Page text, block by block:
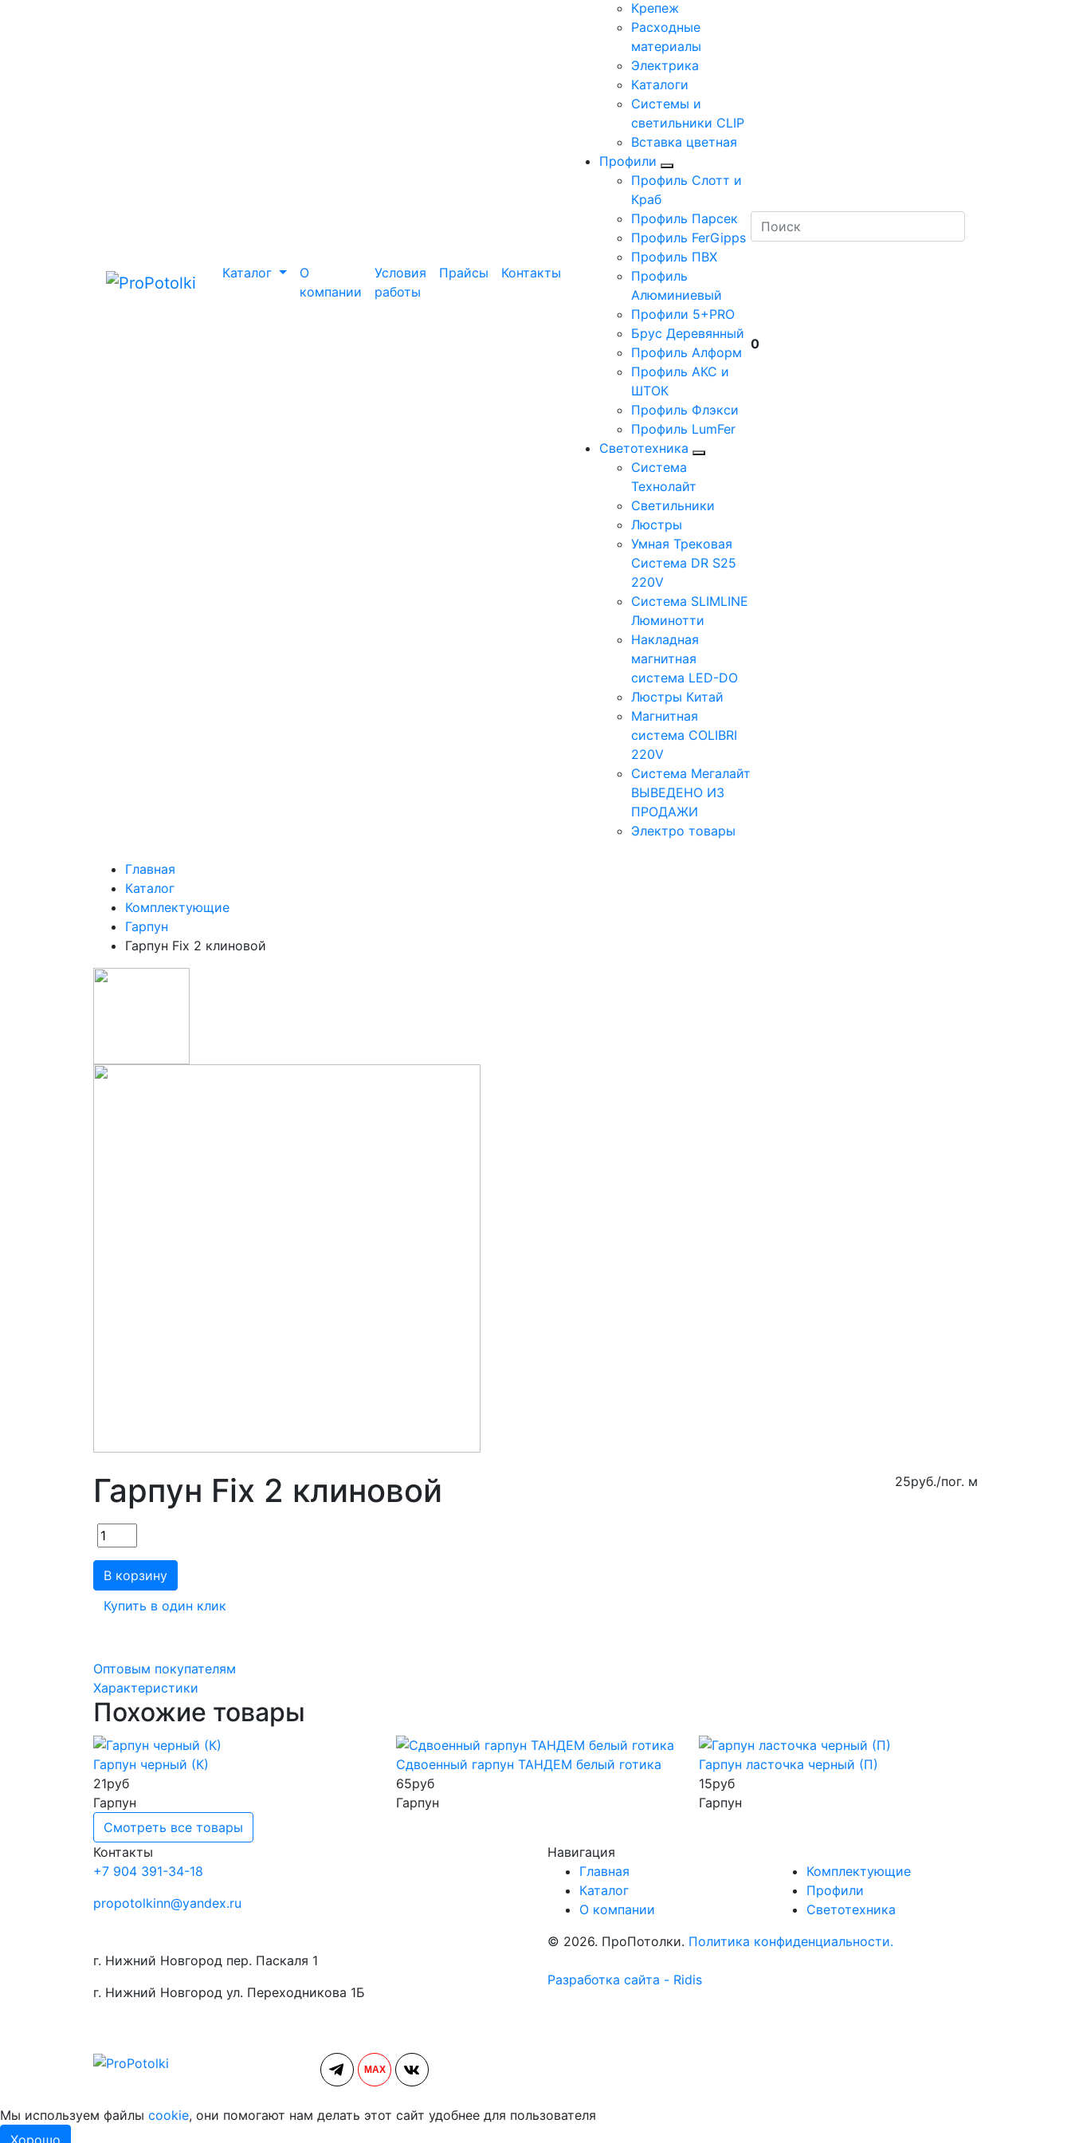
Каталог
О
компании
Условия
работы
Прайсы Контакты
Крепеж
Расходные
материалы
Электрика
Каталоги
Системы и
светильники CLIP
Вставка цветная
Профили
Профиль Слотт и
Краб
Профиль Парсек
Профиль FerGipps
Профиль ПВХ
Профиль
Алюминиевый
Профили 5+PRO
Брус Деревянный
Профиль Алформ
Профиль АКС и
ШТОК
Профиль Флэкси
Профиль LumFer
Светотехника
Система
Технолайт
Светильники
Люстры
Умная Трековая
Система DR S25
220V
Система SLIMLINE
Люминотти
Накладная
магнитная
система LED-DO
Люстры Китай
Магнитная
система COLIBRI
220V
Система Мегалайт
ВЫВЕДЕНО ИЗ
ПРОДАЖИ
Электро товары
0
Главная
Каталог
Комплектующие
Гарпун
Гарпун Fix 2 клиновой
Гарпун Fix 2 клиновой 25руб./пог. м
В корзину
Купить в один клик
Оптовым покупателям
Характеристики
Похожие товары
Гарпун черный (К)
21руб
Гарпун
Сдвоенный гарпун ТАНДЕМ белый готика
65руб
Гарпун
Гарпун ласточка черный (П)
15руб
Гарпун
Смотреть все товары
Контакты
+7 904 391-34-18
propotolkinn@yandex.ru
г. Нижний Новгород пер. Паскаля 1
г. Нижний Новгород ул. Переходникова 1Б
MAX
Навигация
Главная
Каталог
О компании
Комплектующие
Профили
Светотехника
© 2026. ПроПотолки. Политика конфиденциальности.
Разработка сайта - Ridis
Мы используем файлы cookie, они помогают нам делать этот сайт удобнее для пользователя
Хорошо